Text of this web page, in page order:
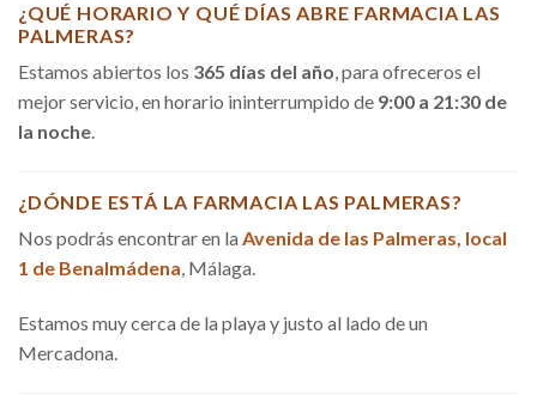
¿QUÉ HORARIO Y QUÉ DÍAS ABRE FARMACIA LAS
PALMERAS?
Estamos abiertos los 365 días del año, para ofreceros el
mejor servicio, en horario ininterrumpido de 9:00 a 21:30 de
la noche.
¿DÓNDE ESTÁ LA FARMACIA LAS PALMERAS?
Nos podrás encontrar en la Avenida de las Palmeras, local
1 de Benalmádena, Málaga.
Estamos muy cerca de la playa y justo al lado de un
Mercadona.